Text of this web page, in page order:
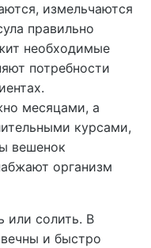
измельчаются
правильно
необходимые
потребности
месяцами, а
курсами,
вешенок
организм
или солить. В
и быстро